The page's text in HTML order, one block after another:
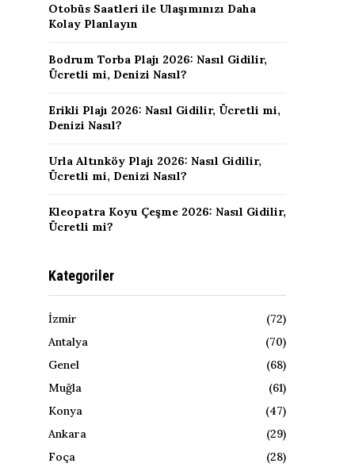
Otobüs Saatleri ile Ulaşımınızı Daha
Kolay Planlayın
Bodrum Torba Plajı 2026: Nasıl Gidilir,
Ücretli mi, Denizi Nasıl?
Erikli Plajı 2026: Nasıl Gidilir, Ücretli mi,
Denizi Nasıl?
Urla Altınköy Plajı 2026: Nasıl Gidilir,
Ücretli mi, Denizi Nasıl?
Kleopatra Koyu Çeşme 2026: Nasıl Gidilir,
Ücretli mi?
Kategoriler
İzmir
(72)
Antalya
(70)
Genel
(68)
Muğla
(61)
Konya
(47)
Ankara
(29)
Foça
(28)